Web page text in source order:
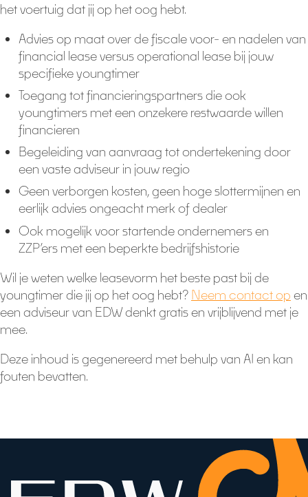
het voertuig dat jij op het oog hebt.
Advies op maat over de fiscale voor- en nadelen van
financial lease versus operational lease bij jouw
specifieke youngtimer
Toegang tot financieringspartners die ook
youngtimers met een onzekere restwaarde willen
financieren
Begeleiding van aanvraag tot ondertekening door
een vaste adviseur in jouw regio
Geen verborgen kosten, geen hoge slottermijnen en
eerlijk advies ongeacht merk of dealer
Ook mogelijk voor startende ondernemers en
ZZP’ers met een beperkte bedrijfshistorie
Wil je weten welke leasevorm het beste past bij de
youngtimer die jij op het oog hebt? Neem contact op en
een adviseur van EDW denkt gratis en vrijblijvend met je
mee.
Deze inhoud is gegenereerd met behulp van AI en kan
fouten bevatten.